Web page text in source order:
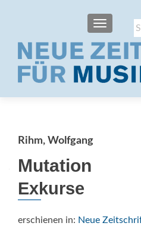
SCHALTE
Rihm, Wolfgang
Mutation
Exkurse
erschienen in: Neue